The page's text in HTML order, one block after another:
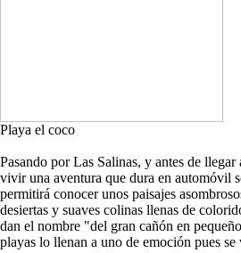
Playa el coco
Pasando por Las Salinas, y antes de
vivir una aventura que dura en automóvil
permitirá conocer unos paisajes
desiertas y suaves colinas llenas de
dan el nombre "del gran cañón en
playas lo llenan a uno de emoción pues